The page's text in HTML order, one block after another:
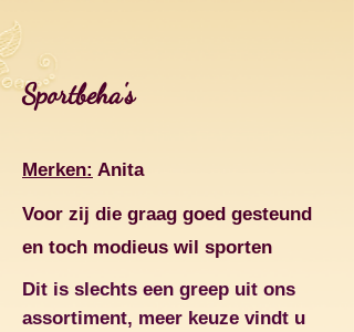
Sportbeha's
Merken: Anita
Voor zij die graag goed gesteund
en toch modieus wil sporten
Dit is slechts een greep uit ons
assortiment, meer keuze vindt u